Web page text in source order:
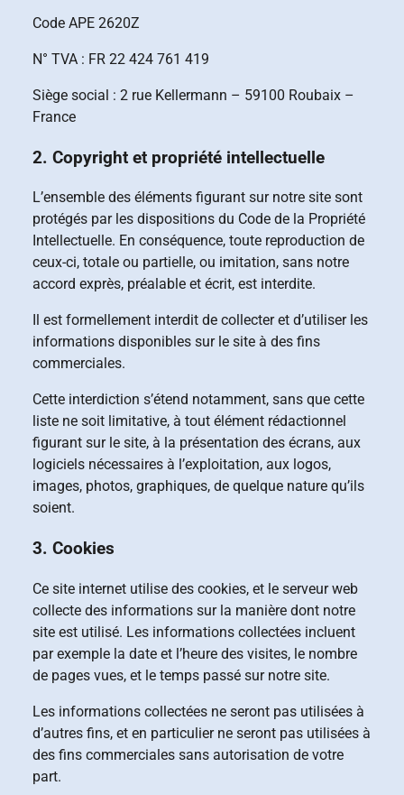
Code APE 2620Z
N° TVA : FR 22 424 761 419
Siège social : 2 rue Kellermann – 59100 Roubaix –
France
2. Copyright et propriété intellectuelle
L’ensemble des éléments figurant sur notre site sont
protégés par les dispositions du Code de la Propriété
Intellectuelle. En conséquence, toute reproduction de
ceux-ci, totale ou partielle, ou imitation, sans notre
accord exprès, préalable et écrit, est interdite.
Il est formellement interdit de collecter et d’utiliser les
informations disponibles sur le site à des fins
commerciales.
Cette interdiction s’étend notamment, sans que cette
liste ne soit limitative, à tout élément rédactionnel
figurant sur le site, à la présentation des écrans, aux
logiciels nécessaires à l’exploitation, aux logos,
images, photos, graphiques, de quelque nature qu’ils
soient.
3. Cookies
Ce site internet utilise des cookies, et le serveur web
collecte des informations sur la manière dont notre
site est utilisé. Les informations collectées incluent
par exemple la date et l’heure des visites, le nombre
de pages vues, et le temps passé sur notre site.
Les informations collectées ne seront pas utilisées à
d’autres fins, et en particulier ne seront pas utilisées à
des fins commerciales sans autorisation de votre
part.